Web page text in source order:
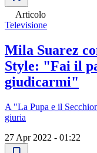
Articolo
Televisione
Mila Suarez
Style: "Fai il
giudicarmi"
A "La Pupa e il
giuria
27 Apr 2022 - 01:22